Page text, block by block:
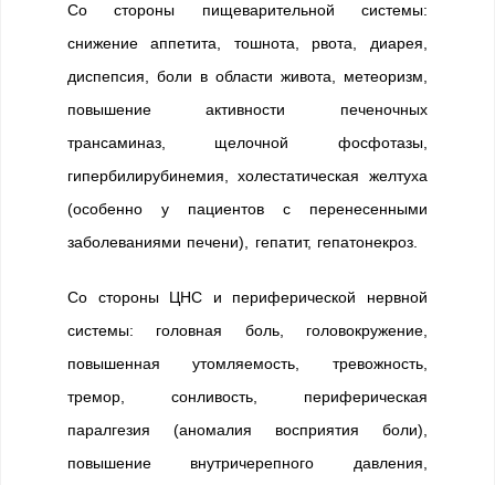
Со стороны пищеварительной системы:
снижение аппетита, тошнота, рвота, диарея,
диспепсия, боли в области живота, метеоризм,
повышение активности печеночных
трансаминаз, щелочной фосфотазы,
гипербилирубинемия, холестатическая желтуха
(особенно у пациентов с перенесенными
заболеваниями печени), гепатит, гепатонекроз.
Со стороны ЦНС и периферической нервной
системы: головная боль, головокружение,
повышенная утомляемость, тревожность,
тремор, сонливость, периферическая
паралгезия (аномалия восприятия боли),
повышение внутричерепного давления,